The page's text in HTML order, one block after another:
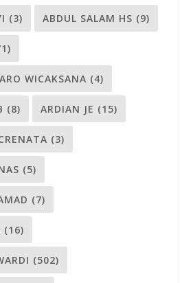
(3) ABDUL SALAM HS (9)
WICAKSANA (4)
(8) ARDIAN JE (15)
(3)
(5)
(7)
(16)
(502)